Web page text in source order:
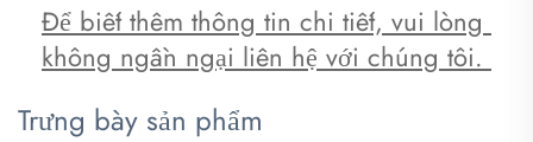
Để biết thêm thông tin chi tiết, vui lòng
không ngần ngại liên hệ với chúng tôi.
Trưng bày sản phẩm